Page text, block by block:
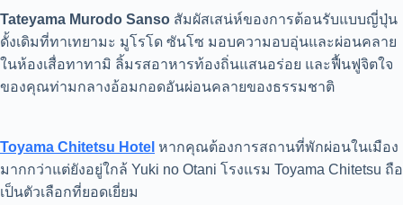
Tateyama Murodo Sanso สัมผัสเสน่ห์ของการต้อนรับแบบญี่ปุ่น
ดั้งเดิมที่ทาเทยามะ มูโรโด ซันโซ มอบความอบอุ่นและผ่อนคลาย
ในห้องเสื่อทาทามิ ลิ้มรสอาหารท้องถิ่นแสนอร่อย และฟื้นฟูจิตใจ
ของคุณท่ามกลางอ้อมกอดอันผ่อนคลายของธรรมชาติ
Toyama Chitetsu Hotel หากคุณต้องการสถานที่พักผ่อนในเมือง
มากกว่าแต่ยังอยู่ใกล้ Yuki no Otani โรงแรม Toyama Chitetsu ถือ
เป็นตัวเลือกที่ยอดเยี่ยม